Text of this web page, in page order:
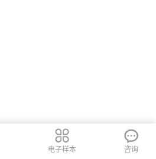
电子样本 咨询